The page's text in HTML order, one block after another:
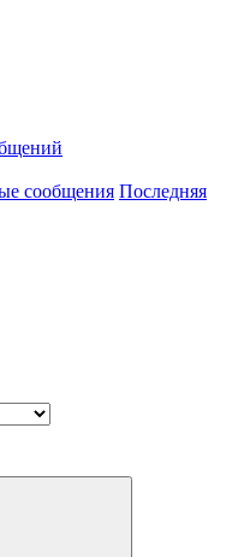
сообщения Последняя